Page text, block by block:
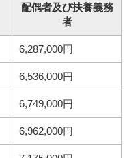
配偶者及び扶養義務
者
6,287,000円
6,536,000円
6,749,000円
6,962,000円